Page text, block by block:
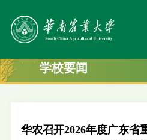
学校要闻
华农召开2026年度广东省